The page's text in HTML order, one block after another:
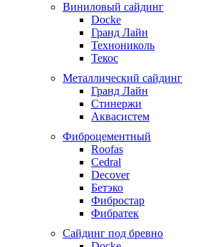
Виниловый сайдинг
Docke
Гранд Лайн
Технониколь
Текос
Металлический сайдинг
Гранд Лайн
Стинержи
Аквасистем
Фиброцементный
Roofas
Cedral
Decover
Бетэко
Фибростар
Фибратек
Сайдинг под бревно